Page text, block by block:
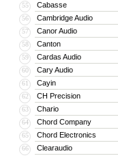
55 Cabasse
56 Cambridge Audio
57 Canor Audio
58 Canton
59 Cardas Audio
60 Cary Audio
61 Cayin
62 CH Precision
63 Chario
64 Chord Company
65 Chord Electronics
66 Clearaudio